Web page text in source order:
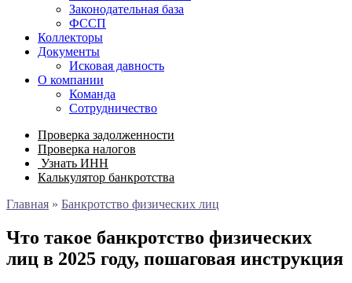
Законодательная база
ФССП
Коллекторы
Документы
Исковая давность
О компании
Команда
Сотрудничество
Проверка задолженности
Проверка налогов
Узнать ИНН
Калькулятор банкротства
Главная » Банкротство физических лиц
Что такое банкротство физических
лиц в 2025 году, пошаговая инструкция